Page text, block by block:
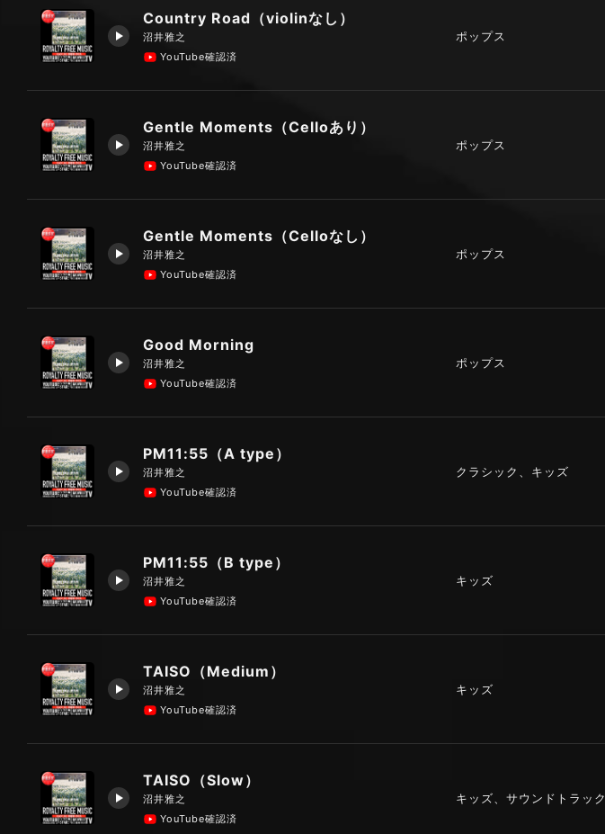
Country Road（violinなし）
沼井雅之
YouTube確認済
ポップス
Gentle Moments（Celloあり）
沼井雅之
YouTube確認済
ポップス
Gentle Moments（Celloなし）
沼井雅之
YouTube確認済
ポップス
Good Morning
沼井雅之
YouTube確認済
ポップス
PM11:55（A type）
沼井雅之
YouTube確認済
クラシック、キッズ
PM11:55（B type）
沼井雅之
YouTube確認済
キッズ
TAISO（Medium）
沼井雅之
YouTube確認済
キッズ
TAISO（Slow）
沼井雅之
YouTube確認済
キッズ、サウンドトラック